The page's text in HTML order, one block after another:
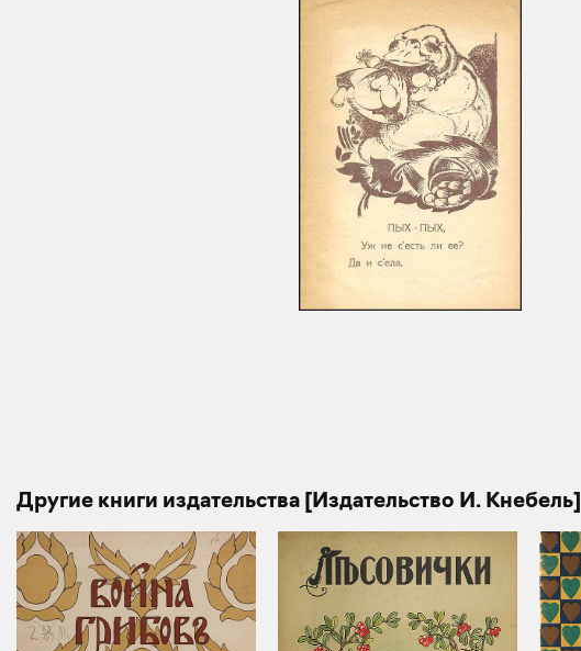
Другие книги издательства [Издательство И. Кнебель]